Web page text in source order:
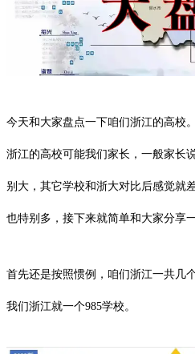
今天和大家盘点一下咱们浙江的高校
浙江的高校可能我们家长，一般家长
别大，其它学校和浙大对比后感觉就
也特别多，接下来就简单和大家分享一
首先还是按照惯例，咱们浙江一共几
我们浙江就一个985学校。